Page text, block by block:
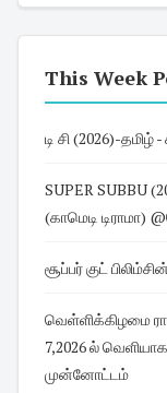
This Week
டி சி (2026)-
SUPER SUBBU (2026)-
(காமெடி டிராமா)
சூப்பர் குட்
வெள்ளிக்கிழமை
7,2026 ல்
முன்னோட்டம்